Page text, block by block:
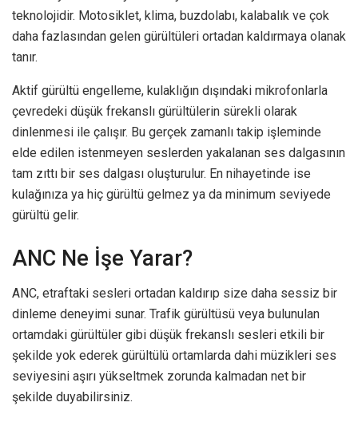
teknolojidir. Motosiklet, klima, buzdolabı, kalabalık ve çok
daha fazlasından gelen gürültüleri ortadan kaldırmaya olanak
tanır.
Aktif gürültü engelleme, kulaklığın dışındaki mikrofonlarla
çevredeki düşük frekanslı gürültülerin sürekli olarak
dinlenmesi ile çalışır. Bu gerçek zamanlı takip işleminde
elde edilen istenmeyen seslerden yakalanan ses dalgasının
tam zıttı bir ses dalgası oluşturulur. En nihayetinde ise
kulağınıza ya hiç gürültü gelmez ya da minimum seviyede
gürültü gelir.
ANC Ne İşe Yarar?
ANC, etraftaki sesleri ortadan kaldırıp size daha sessiz bir
dinleme deneyimi sunar. Trafik gürültüsü veya bulunulan
ortamdaki gürültüler gibi düşük frekanslı sesleri etkili bir
şekilde yok ederek gürültülü ortamlarda dahi müzikleri ses
seviyesini aşırı yükseltmek zorunda kalmadan net bir
şekilde duyabilirsiniz.